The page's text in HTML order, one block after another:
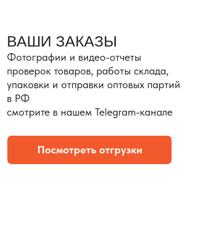
Портативные колонки
Условия: Тираж 3100 шт.
Колонка с шнуром
зарядным, без коробки
и ложемента (эвы).
Условия: Тираж 5900 шт.
15w.
Комплект: устройство +
провод Type C.
КОНТРОЛЬ КАЧЕСТВА
Проверка по ТЗ включает: